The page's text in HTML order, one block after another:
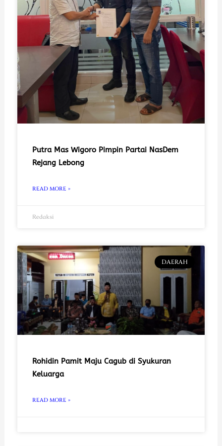
Putra Mas Wigoro Pimpin Partai NasDem
Rejang Lebong
READ MORE »
Redaksi
DAERAH
Rohidin Pamit Maju Cagub di Syukuran
Keluarga
READ MORE »